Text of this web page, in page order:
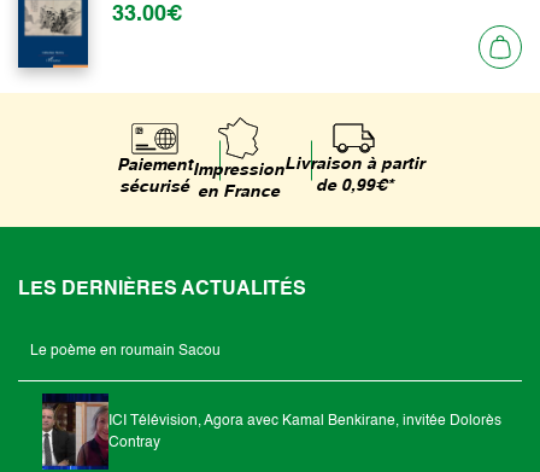
33.00€
Paiement
sécurisé
Impression
en France
Livraison à partir
de 0,99€*
LES DERNIÈRES ACTUALITÉS
Le poème en roumain Sacou
ICI Télévision, Agora avec Kamal Benkirane, invitée Dolorès
Contray